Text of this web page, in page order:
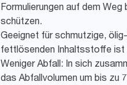
Formulierungen auf dem Weg
schützen.
Geeignet für schmutzige,
fettlösenden Inhaltsstoffe ist
Weniger Abfall: In sich
das Abfallvolumen um bis zu